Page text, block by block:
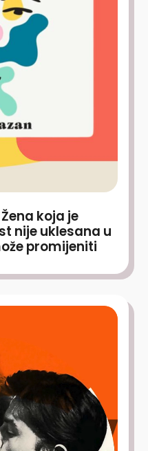
Žena koja je
nije uklesana u
promijeniti